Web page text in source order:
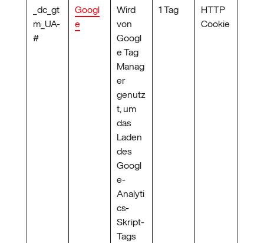
_dc_gt
m_UA-
#
Googl
e
Wird
von
Googl
e Tag
Manag
er
genutz
t, um
das
Laden
des
Googl
e-
Analyti
cs-
Skript-
Tags
1 Tag
HTTP
Cookie